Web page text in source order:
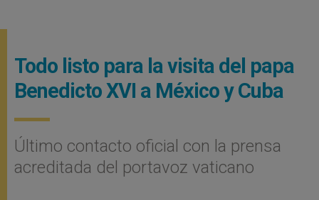
Todo listo para la visita del papa
Benedicto XVI a México y Cuba
Último contacto oficial con la prensa
acreditada del portavoz vaticano